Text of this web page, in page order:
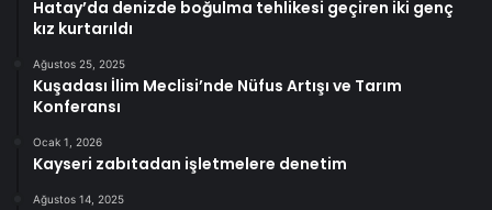
Hatay’da denizde boğulma tehlikesi geçiren iki genç
kız kurtarıldı
Ağustos 25, 2025
Kuşadası İlim Meclisi’nde Nüfus Artışı ve Tarım
Konferansı
Ocak 1, 2026
Kayseri zabıtadan işletmelere denetim
Ağustos 14, 2025